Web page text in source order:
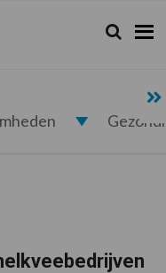
Zoeken...
Zoek